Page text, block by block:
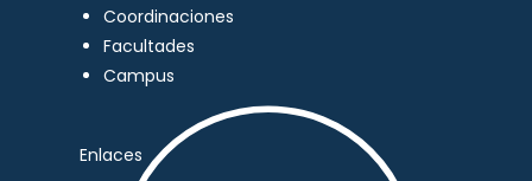
Coordinaciones
Facultades
Campus
Enlaces